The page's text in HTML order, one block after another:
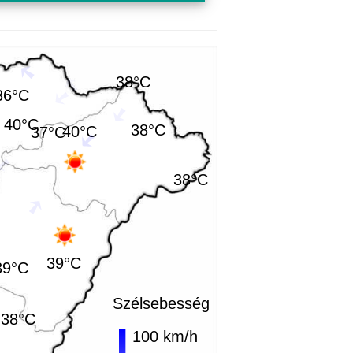
37°C
38°C
40°C
39°C
38°C
40°C 38°C
38°C
Szélsebesség
100 km/h